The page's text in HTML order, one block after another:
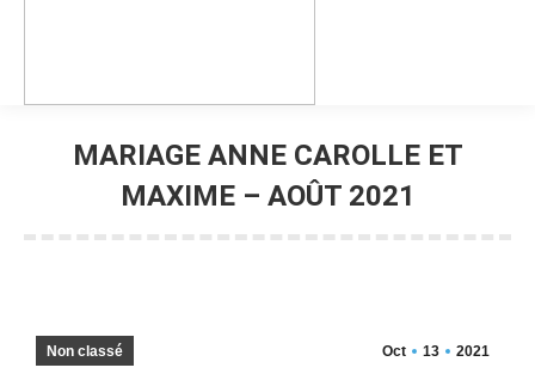
MARIAGE ANNE CAROLLE ET
MAXIME – AOÛT 2021
Oct 13 2021
Non classé